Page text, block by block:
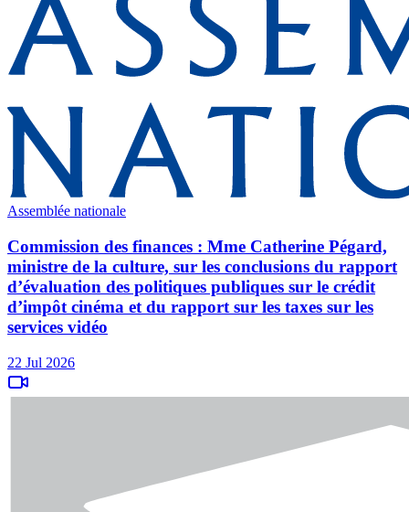
Assemblée nationale
Commission des finances : Mme Catherine Pégard,
ministre de la culture, sur les conclusions du rapport
d’évaluation des politiques publiques sur le crédit
d’impôt cinéma et du rapport sur les taxes sur les
services vidéo
22 Jul 2026